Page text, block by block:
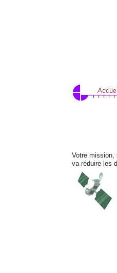
Votre mission,
va réduire les